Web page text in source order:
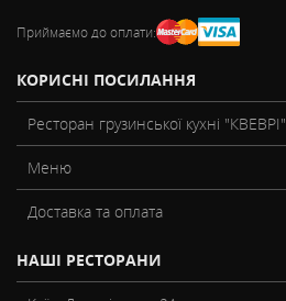
Приймаємо до оплати:
КОРИСНІ ПОСИЛАННЯ
Ресторан грузинської кухні "КВЕВРІ"
Меню
Доставка та оплата
НАШІ РЕСТОРАНИ